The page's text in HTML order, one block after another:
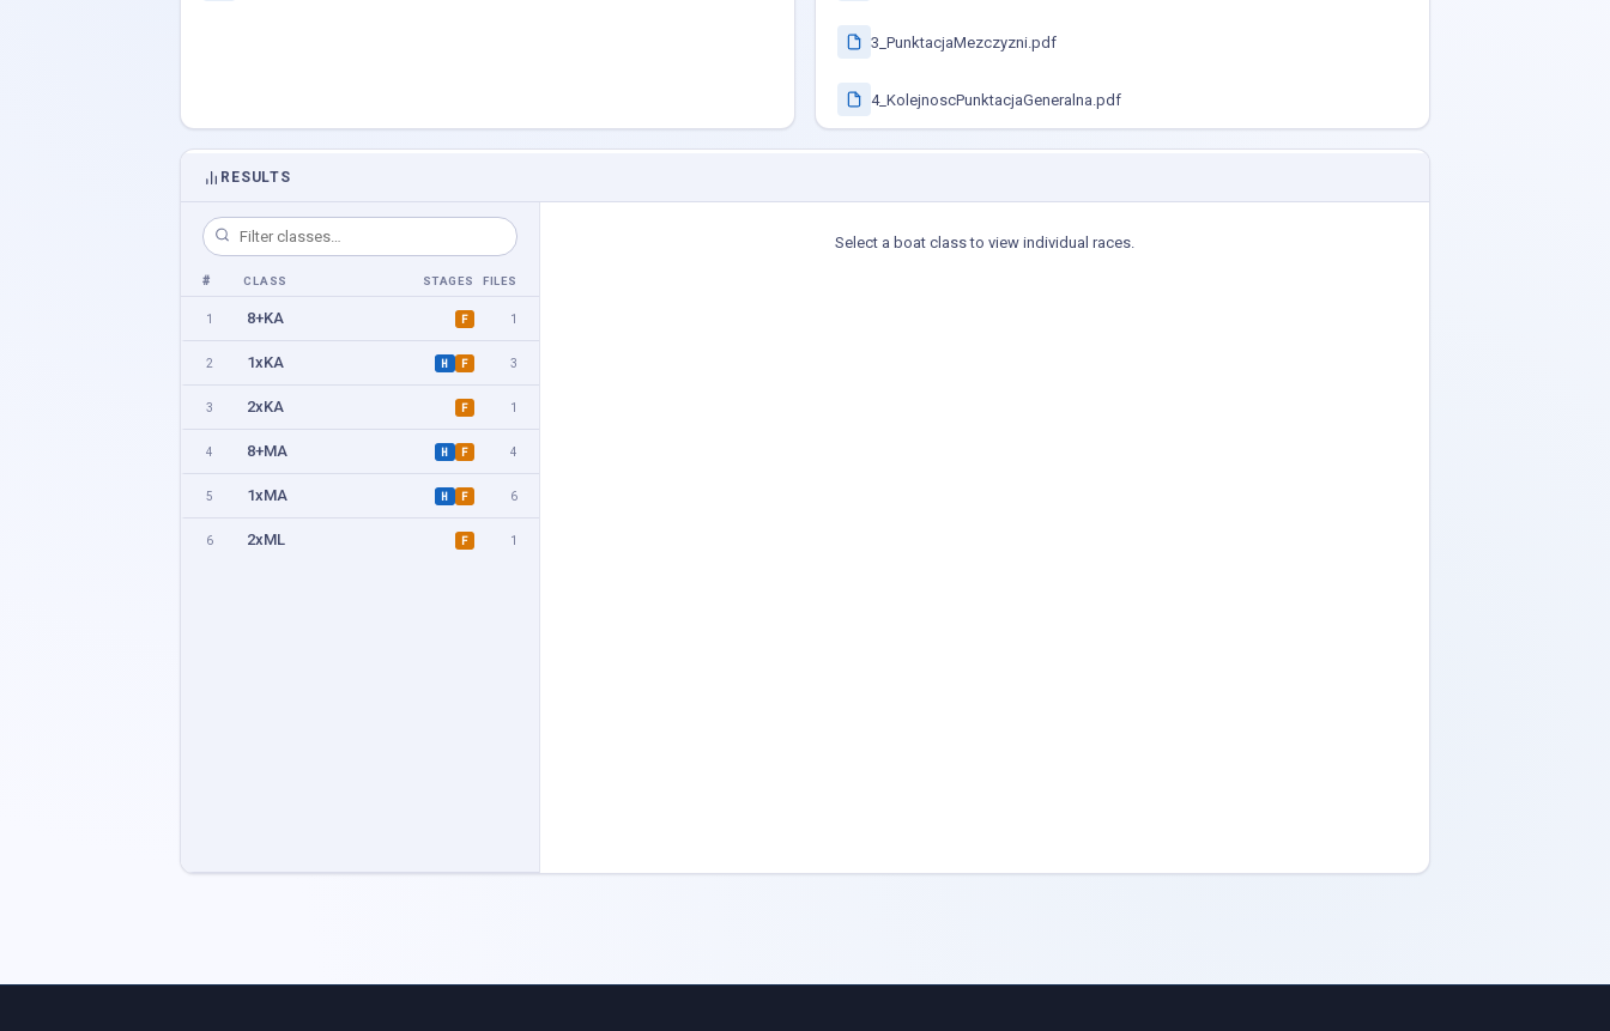
3_PunktacjaMezczyzni.pdf
4_KolejnoscPunktacjaGeneralna.pdf
RESULTS
# CLASS STAGES FILES
1 8+KA F 1
2 1xKA H F 3
3 2xKA F 1
4 8+MA H F 4
5 1xMA H F 6
6 2xML F 1
Select a boat class to view individual races.